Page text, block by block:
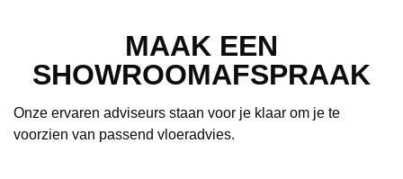
MAAK EEN
SHOWROOMAFSPRAAK
Onze ervaren adviseurs staan voor je klaar om je te
voorzien van passend vloeradvies.